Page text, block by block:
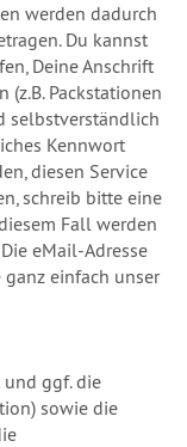
werden dadurch
Du kannst
Deine Anschrift
Packstationen
selbstverständlich
Kennwort
diesen Service
schreib bitte eine
Fall werden
eMail-Adresse
einfach unser
und ggf. die
sowie die